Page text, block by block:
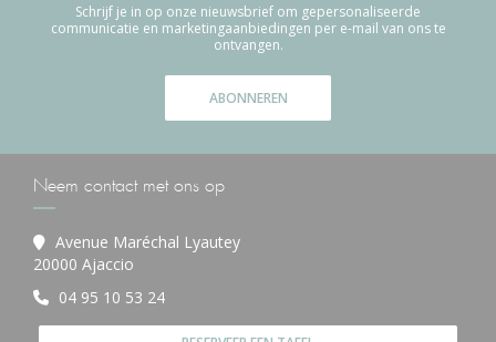
Schrijf je in op onze nieuwsbrief om gepersonaliseerde
communicatie en marketingaanbiedingen per e-mail van ons te
ontvangen.
ABONNEREN
Neem contact met ons op
Avenue Maréchal Lyautey
20000 Ajaccio
04 95 10 53 24